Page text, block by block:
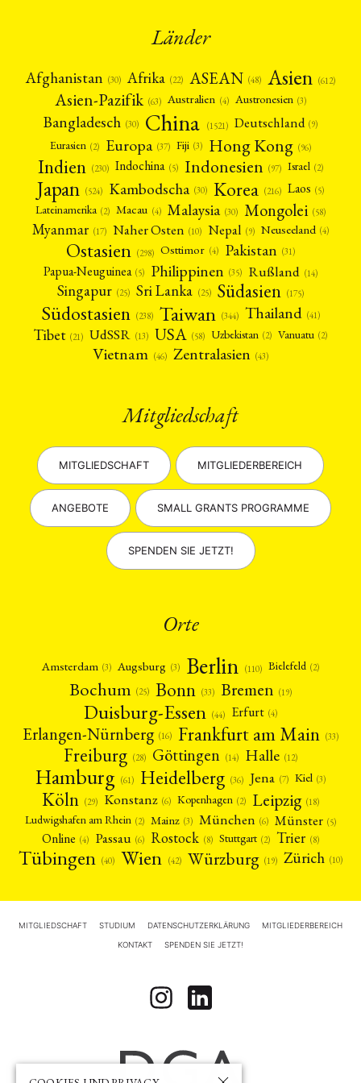
Länder
Afghanistan (30) Afrika (22) ASEAN (48) Asien (612)
Asien-Pazifik (63) Australien (4) Austronesien (3)
Bangladesch (30) China (1521) Deutschland (9)
Eurasien (2) Europa (37) Fiji (3) Hong Kong (96)
Indien (230) Indochina (5) Indonesien (97) Israel (2)
Japan (524) Kambodscha (30) Korea (216) Laos (5)
Lateinamerika (2) Macau (4) Malaysia (30) Mongolei (58)
Myanmar (17) Naher Osten (10) Nepal (9) Neuseeland (4)
Ostasien (298) Osttimor (4) Pakistan (31)
Papua-Neuguinea (5) Philippinen (35) Rußland (14)
Singapur (25) Sri Lanka (25) Südasien (175)
Südostasien (238) Taiwan (344) Thailand (41)
Tibet (21) UdSSR (13) USA (58) Uzbekistan (2) Vanuatu (2)
Vietnam (46) Zentralasien (43)
Mitgliedschaft
MITGLIEDSCHAFT MITGLIEDERBEREICH
ANGEBOTE SMALL GRANTS PROGRAMME
SPENDEN SIE JETZT!
Orte
Amsterdam (3) Augsburg (3) Berlin (110) Bielefeld (2)
Bochum (25) Bonn (33) Bremen (19)
Duisburg-Essen (44) Erfurt (4)
Erlangen-Nürnberg (16) Frankfurt am Main (33)
Freiburg (28) Göttingen (14) Halle (12)
Hamburg (61) Heidelberg (36) Jena (7) Kiel (3)
Köln (29) Konstanz (6) Kopenhagen (2) Leipzig (18)
Ludwigshafen am Rhein (2) Mainz (3) München (6) Münster (5)
Online (4) Passau (6) Rostock (8) Stuttgart (2) Trier (8)
Tübingen (40) Wien (42) Würzburg (19) Zürich (10)
MITGLIEDSCHAFT STUDIUM DATENSCHUTZERKLÄRUNG MITGLIEDERBEREICH
KONTAKT SPENDEN SIE JETZT!